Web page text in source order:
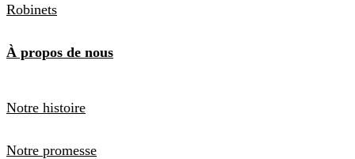
Robinets
À propos de nous
Notre histoire
Notre promesse